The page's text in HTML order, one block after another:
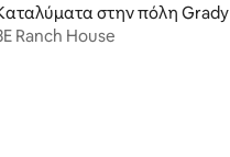
στην πόλη Grady
Ranch House